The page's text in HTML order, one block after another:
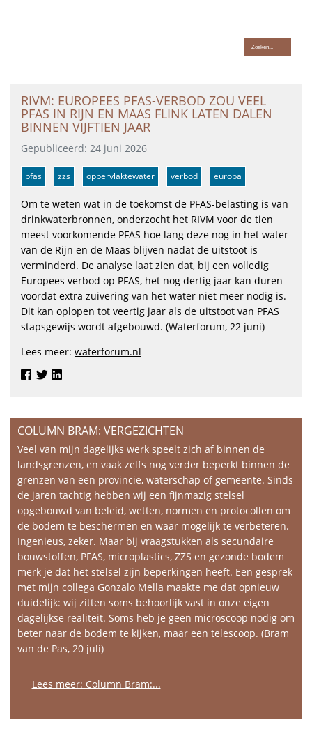
RIVM: EUROPEES PFAS-VERBOD ZOU VEEL
PFAS IN RIJN EN MAAS FLINK LATEN DALEN
BINNEN VIJFTIEN JAAR
Gepubliceerd: 24 juni 2026
pfas zzs oppervlaktewater verbod europa
Om te weten wat in de toekomst de PFAS-belasting is van
drinkwaterbronnen, onderzocht het RIVM voor de tien
meest voorkomende PFAS hoe lang deze nog in het water
van de Rijn en de Maas blijven nadat de uitstoot is
verminderd. De analyse laat zien dat, bij een volledig
Europees verbod op PFAS, het nog dertig jaar kan duren
voordat extra zuivering van het water niet meer nodig is.
Dit kan oplopen tot veertig jaar als de uitstoot van PFAS
stapsgewijs wordt afgebouwd. (Waterforum, 22 juni)
Lees meer: waterforum.nl
COLUMN BRAM: VERGEZICHTEN
Veel van mijn dagelijks werk speelt zich af binnen de
landsgrenzen, en vaak zelfs nog verder beperkt binnen de
grenzen van een provincie, waterschap of gemeente. Sinds
de jaren tachtig hebben wij een fijnmazig stelsel
opgebouwd van beleid, wetten, normen en protocollen om
de bodem te beschermen en waar mogelijk te verbeteren.
Ingenieus, zeker. Maar bij vraagstukken als secundaire
bouwstoffen, PFAS, microplastics, ZZS en gezonde bodem
merk je dat het stelsel zijn beperkingen heeft. Een gesprek
met mijn collega Gonzalo Mella maakte me dat opnieuw
duidelijk: wij zitten soms behoorlijk vast in onze eigen
dagelijkse realiteit. Soms heb je geen microscoop nodig om
beter naar de bodem te kijken, maar een telescoop. (Bram
van de Pas, 20 juli)
Lees meer: Column Bram:...